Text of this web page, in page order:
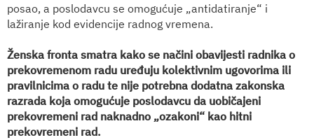
posao, a poslodavcu se omogućuje „antidatiranje“ i
lažiranje kod evidencije radnog vremena.
Ženska fronta smatra kako se načini obavijesti radnika o
prekovremenom radu uređuju kolektivnim ugovorima ili
pravilnicima o radu te nije potrebna dodatna zakonska
razrada koja omogućuje poslodavcu da uobičajeni
prekovremeni rad naknadno „ozakoni“ kao hitni
prekovremeni rad.